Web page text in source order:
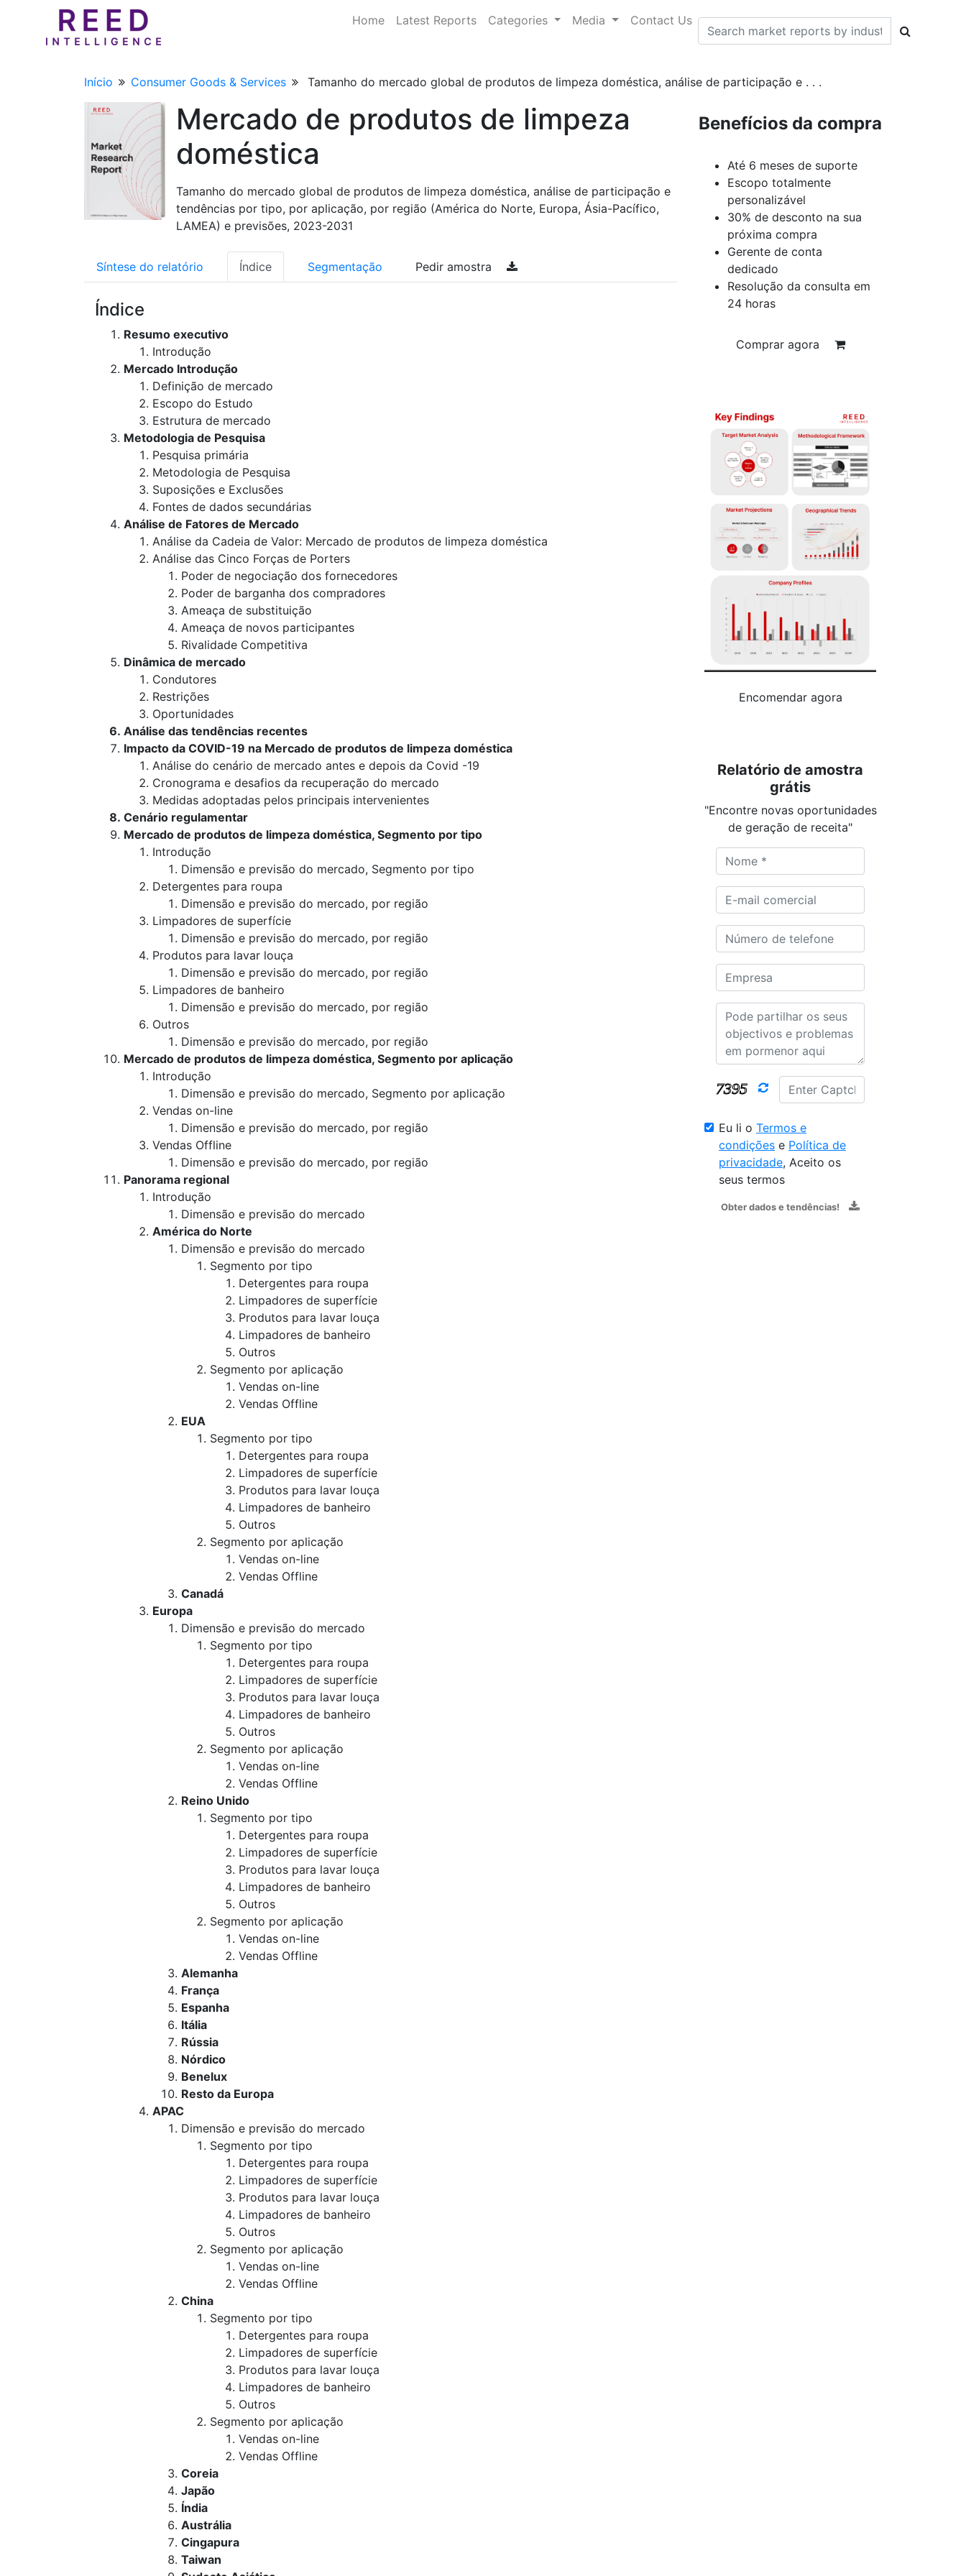
Home Latest Reports Categories Media Contact Us
Início Consumer Goods & Services Tamanho do mercado global de produtos de limpeza doméstica, análise de participação e . . .
Mercado de produtos de limpeza
doméstica
Tamanho do mercado global de produtos de limpeza doméstica, análise de participação e
tendências por tipo, por aplicação, por região (América do Norte, Europa, Ásia-Pacífico,
LAMEA) e previsões, 2023-2031
Síntese do relatório Índice Segmentação Pedir amostra
Índice
Resumo executivo
Introdução
Mercado Introdução
Definição de mercado
Escopo do Estudo
Estrutura de mercado
Metodologia de Pesquisa
Pesquisa primária
Metodologia de Pesquisa
Suposições e Exclusões
Fontes de dados secundárias
Análise de Fatores de Mercado
Análise da Cadeia de Valor: Mercado de produtos de limpeza doméstica
Análise das Cinco Forças de Porters
Poder de negociação dos fornecedores
Poder de barganha dos compradores
Ameaça de substituição
Ameaça de novos participantes
Rivalidade Competitiva
Dinâmica de mercado
Condutores
Restrições
Oportunidades
Análise das tendências recentes
Impacto da COVID-19 na Mercado de produtos de limpeza doméstica
Análise do cenário de mercado antes e depois da Covid -19
Cronograma e desafios da recuperação do mercado
Medidas adoptadas pelos principais intervenientes
Cenário regulamentar
Mercado de produtos de limpeza doméstica, Segmento por tipo
Introdução
Dimensão e previsão do mercado, Segmento por tipo
Detergentes para roupa
Dimensão e previsão do mercado, por região
Limpadores de superfície
Dimensão e previsão do mercado, por região
Produtos para lavar louça
Dimensão e previsão do mercado, por região
Limpadores de banheiro
Dimensão e previsão do mercado, por região
Outros
Dimensão e previsão do mercado, por região
Mercado de produtos de limpeza doméstica, Segmento por aplicação
Introdução
Dimensão e previsão do mercado, Segmento por aplicação
Vendas on-line
Dimensão e previsão do mercado, por região
Vendas Offline
Dimensão e previsão do mercado, por região
Panorama regional
Introdução
Dimensão e previsão do mercado
América do Norte
Dimensão e previsão do mercado
Segmento por tipo
Detergentes para roupa
Limpadores de superfície
Produtos para lavar louça
Limpadores de banheiro
Outros
Segmento por aplicação
Vendas on-line
Vendas Offline
EUA
Segmento por tipo
Detergentes para roupa
Limpadores de superfície
Produtos para lavar louça
Limpadores de banheiro
Outros
Segmento por aplicação
Vendas on-line
Vendas Offline
Canadá
Europa
Dimensão e previsão do mercado
Segmento por tipo
Detergentes para roupa
Limpadores de superfície
Produtos para lavar louça
Limpadores de banheiro
Outros
Segmento por aplicação
Vendas on-line
Vendas Offline
Reino Unido
Segmento por tipo
Detergentes para roupa
Limpadores de superfície
Produtos para lavar louça
Limpadores de banheiro
Outros
Segmento por aplicação
Vendas on-line
Vendas Offline
Alemanha
França
Espanha
Itália
Rússia
Nórdico
Benelux
Resto da Europa
APAC
Dimensão e previsão do mercado
Segmento por tipo
Detergentes para roupa
Limpadores de superfície
Produtos para lavar louça
Limpadores de banheiro
Outros
Segmento por aplicação
Vendas on-line
Vendas Offline
China
Segmento por tipo
Detergentes para roupa
Limpadores de superfície
Produtos para lavar louça
Limpadores de banheiro
Outros
Segmento por aplicação
Vendas on-line
Vendas Offline
Coreia
Japão
Índia
Austrália
Cingapura
Taiwan
Benefícios da compra
Até 6 meses de suporte
Escopo totalmente
personalizável
30% de desconto na sua
próxima compra
Gerente de conta
dedicado
Resolução da consulta em
24 horas
Comprar agora
Encomendar agora
Relatório de amostra
grátis
"Encontre novas oportunidades
de geração de receita"
Eu li o Termos e
condições e Política de
privacidade, Aceito os
seus termos
Obter dados e tendências!